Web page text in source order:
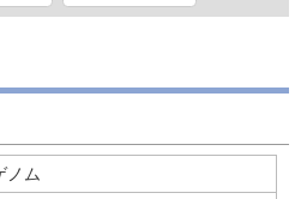
ンス
【ゲノムDNAシーケンス】
ノム